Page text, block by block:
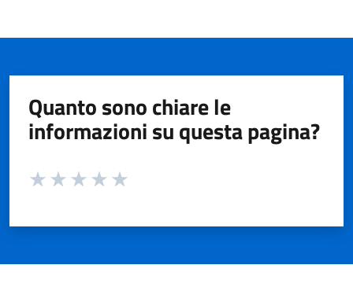
Quanto sono chiare le
informazioni su questa pagina?
Valuta da 1 a 5 stelle la pagina